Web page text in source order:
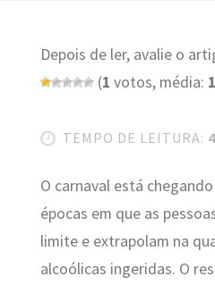
Depois de ler, avalie o
(1 votos, média:
TEMPO DE LEITURA:
O carnaval está
épocas em que as
limite e extrapolam na
alcoólicas ingeridas. O